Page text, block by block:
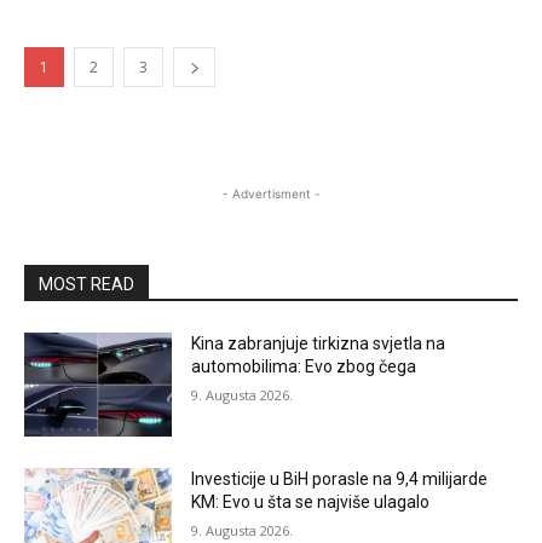
1 2 3
- Advertisment -
MOST READ
Kina zabranjuje tirkizna svjetla na
automobilima: Evo zbog čega
9. Augusta 2026.
Investicije u BiH porasle na 9,4 milijarde
KM: Evo u šta se najviše ulagalo
9. Augusta 2026.